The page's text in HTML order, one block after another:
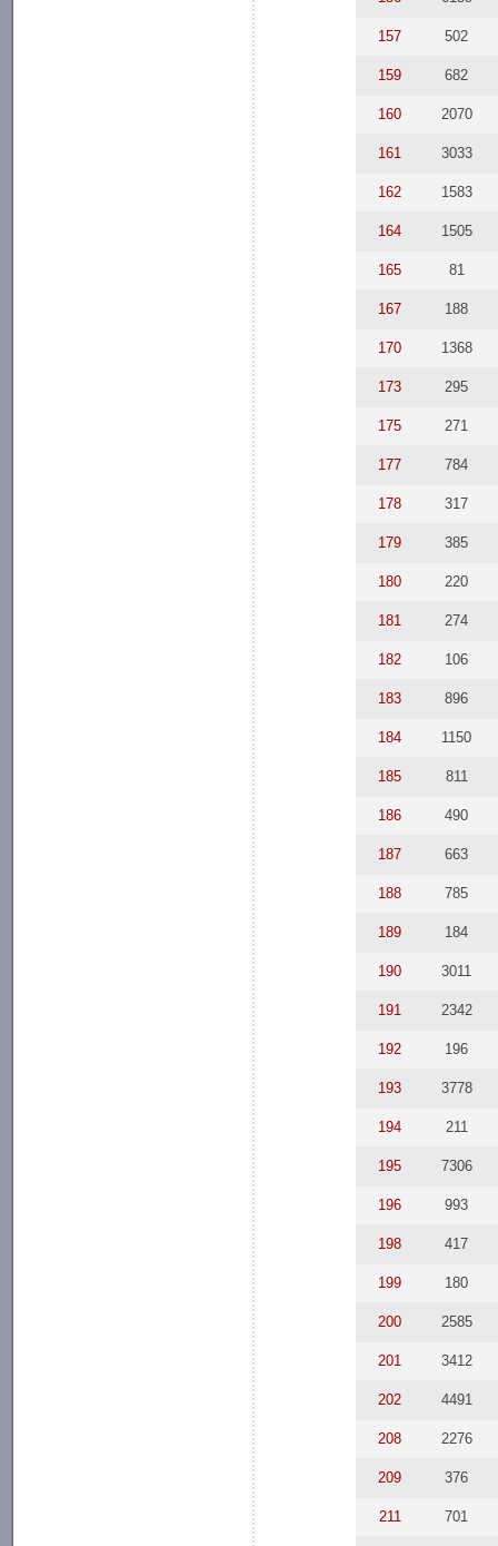
157 502
159 682
160 2070
161 3033
162 1583
164 1505
165 81
167 188
170 1368
173 295
175 271
177 784
178 317
179 385
180 220
181 274
182 106
183 896
184 1150
185 811
186 490
187 663
188 785
189 184
190 3011
191 2342
192 196
193 3778
194 211
195 7306
196 993
198 417
199 180
200 2585
201 3412
202 4491
208 2276
209 376
211 701